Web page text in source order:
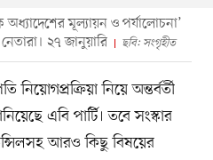
অধ্যাদেশের মূল্যায়ন ও পর্যালোচনা’
২৭ জানুয়ারি
ছবি: সংগৃহীত
নিয়োগপ্রক্রিয়া নিয়ে অন্তর্বর্তী
এবি পার্টি। তবে সংস্কার
আরও কিছু বিষয়ের